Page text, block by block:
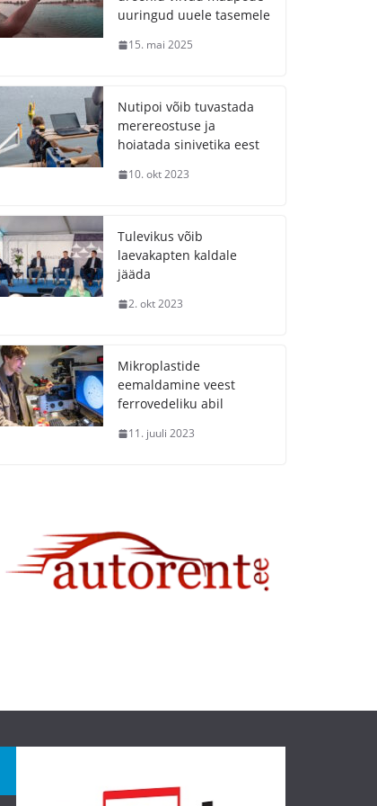
uuringud uuele tasemele
15. mai 2025
Nutipoi võib tuvastada
merereostuse ja
hoiatada sinivetika eest
10. okt 2023
Tulevikus võib
laevakapten kaldale
jääda
2. okt 2023
Mikroplastide
eemaldamine veest
ferrovedeliku abil
11. juuli 2023